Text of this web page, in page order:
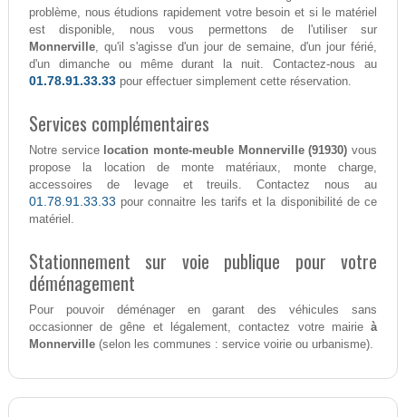
problème, nous étudions rapidement votre besoin et si le matériel
est disponible, nous vous permettons de l'utiliser sur
Monnerville, qu'il s'agisse d'un jour de semaine, d'un jour férié,
d'un dimanche ou même durant la nuit. Contactez-nous au
01.78.91.33.33 pour effectuer simplement cette réservation.
Services complémentaires
Notre service location monte-meuble Monnerville (91930) vous
propose la location de monte matériaux, monte charge,
accessoires de levage et treuils. Contactez nous au
01.78.91.33.33 pour connaitre les tarifs et la disponibilité de ce
matériel.
Stationnement sur voie publique pour votre
déménagement
Pour pouvoir déménager en garant des véhicules sans
occasionner de gêne et légalement, contactez votre mairieà
Monnerville(selon les communes : service voirie ou urbanisme).